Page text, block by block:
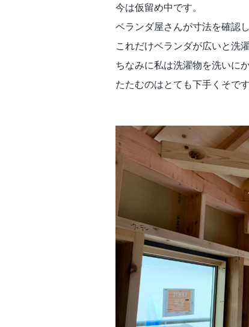
今は仮留め中です。
ベランダ屋さんが寸法を確認
これだけベランダが広いと洗
ちなみに私は洗濯物を洗いに
たたむのはとても下手くそです